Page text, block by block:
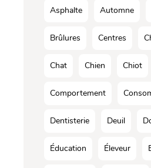
Asphalte Automne
Brûlures Centres
Chat Chien Chiot
Comportement
Dentisterie Deuil
Éducation Éleveur